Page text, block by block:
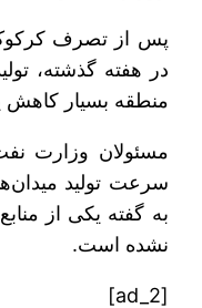
پس از تصرف
در هفته گذشته،
منطقه بسیار کاهش
مسئولان وزارت
سرعت تولید
به گفته یکی از
نشده است.
[ad_2]